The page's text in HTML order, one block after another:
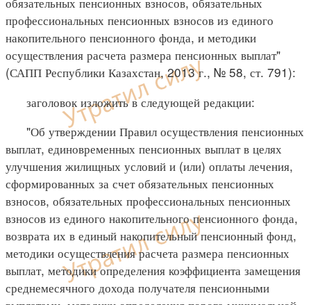
профессиональных пенсионных взносов из единого
накопительного пенсионного фонда, и методики
осуществления расчета размера пенсионных выплат"
(САПП Республики Казахстан, 2013 г., № 58, ст. 791):
заголовок изложить в следующей редакции:
"Об утверждении Правил осуществления пенсионных
выплат, единовременных пенсионных выплат в целях
улучшения жилищных условий и (или) оплаты лечения,
сформированных за счет обязательных пенсионных
взносов, обязательных профессиональных пенсионных
взносов из единого накопительного пенсионного фонда,
возврата их в единый накопительный пенсионный фонд,
методики осуществления расчета размера пенсионных
выплат, методики определения коэффициента замещения
среднемесячного дохода получателя пенсионными